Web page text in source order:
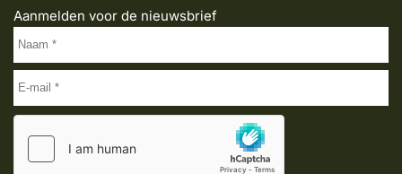
Aanmelden voor de nieuwsbrief